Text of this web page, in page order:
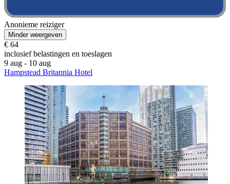
Anonieme reiziger
Minder weergeven
€ 64
inclusief belastingen en toeslagen
9 aug - 10 aug
Hampstead Britannia Hotel